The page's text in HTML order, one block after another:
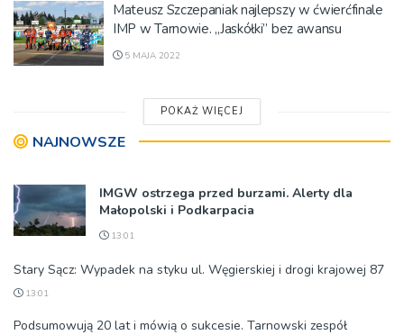
Mateusz Szczepaniak najlepszy w ćwierćfinale
IMP w Tarnowie. „Jaskółki” bez awansu
5 MAJA 2022
POKAŻ WIĘCEJ
NAJNOWSZE
IMGW ostrzega przed burzami. Alerty dla
Małopolski i Podkarpacia
13:01
Stary Sącz: Wypadek na styku ul. Węgierskiej i drogi krajowej 87
13:01
Podsumowują 20 lat i mówią o sukcesie. Tarnowski zespół